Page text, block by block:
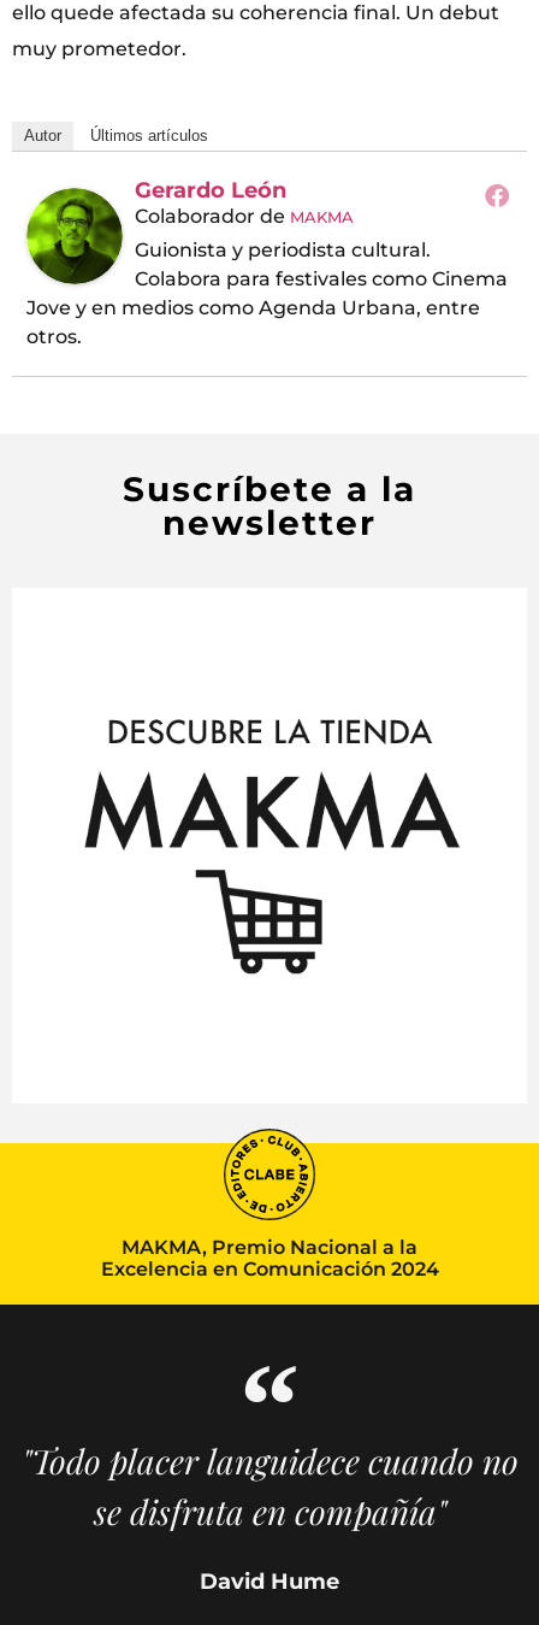
ello quede afectada su coherencia final. Un debut
muy prometedor.
Autor Últimos artículos
Gerardo León
Colaborador de MAKMA
Guionista y periodista cultural.
Colabora para festivales como Cinema
Jove y en medios como Agenda Urbana, entre
otros.
Suscríbete a la
newsletter
MAKMA, Premio Nacional a la
Excelencia en Comunicación 2024
"Todo placer languidece cuando no
se disfruta en compañía"
David Hume